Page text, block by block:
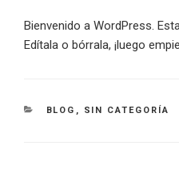
Bienvenido a WordPress.
Edítala o bórrala, ¡luego
CATEGORIES
BLOG , SIN CATEGORÍA